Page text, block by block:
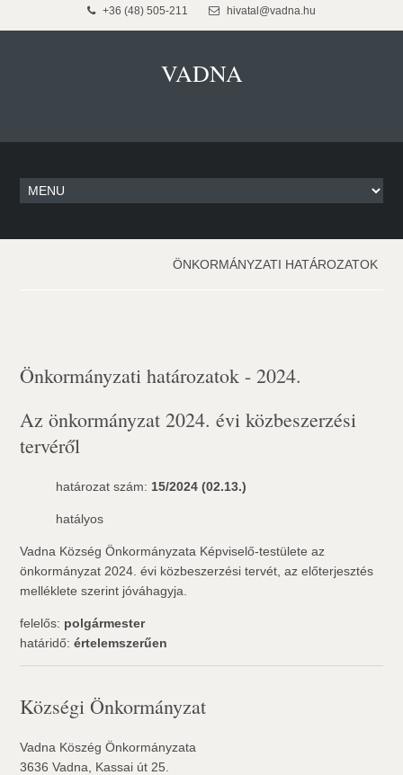
+36 (48) 505-211 hivatal@vadna.hu
VADNA
ÖNKORMÁNYZATI HATÁROZATOK
Önkormányzati határozatok - 2024.
Az önkormányzat 2024. évi közbeszerzési
tervéről
határozat szám: 15/2024 (02.13.)
hatályos
Vadna Község Önkormányzata Képviselő-testülete az
önkormányzat 2024. évi közbeszerzési tervét, az előterjesztés
melléklete szerint jóváhagyja.
felelős: polgármester
határidő:értelemszerűen
Községi Önkormányzat
Vadna Köszég Önkormányzata
3636 Vadna, Kassai út 25.